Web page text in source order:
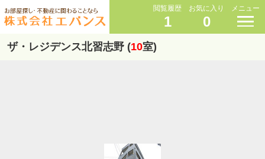
閲覧履歴
1
お気に入り
0
メニュー
ザ・レジデンス北習志野 (10室)